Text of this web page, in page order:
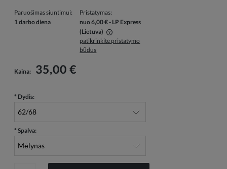
Paruošimas siuntimui:
1 darbo diena
Pristatymas:
nuo 6,00 €- LP Express
(Lietuva)
Į kainą neįskaičiuotos galimos mokėjimo išlaidos
patikrinkite pristatymo
būdus
Kaina: 35,00 €
* Dydis:
* Spalva: